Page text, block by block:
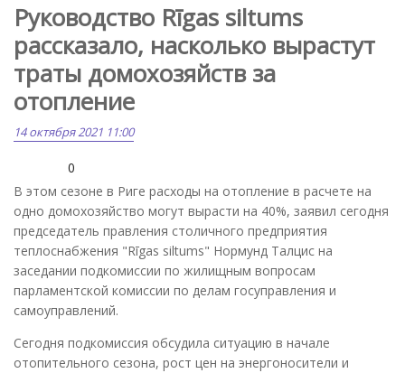
Руководство Rīgas siltums
рассказало, насколько вырастут
траты домохозяйств за
отопление
14 октября 2021 11:00
0
В этом сезоне в Риге расходы на отопление в расчете на
одно домохозяйство могут вырасти на 40%, заявил сегодня
председатель правления столичного предприятия
теплоснабжения "Rīgas siltums" Нормунд Талцис на
заседании подкомиссии по жилищным вопросам
парламентской комиссии по делам госуправления и
самоуправлений.
Сегодня подкомиссия обсудила ситуацию в начале
отопительного сезона, рост цен на энергоносители и